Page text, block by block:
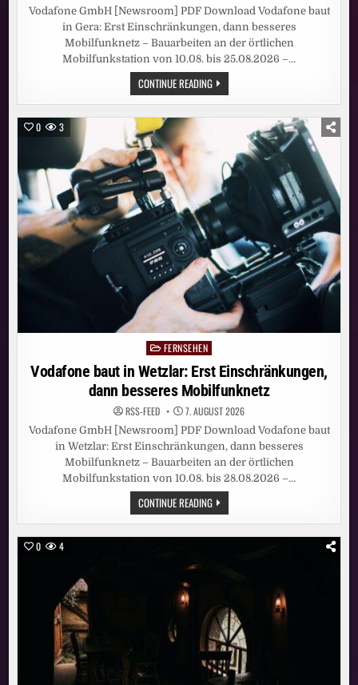
Vodafone GmbH [Newsroom] PDF Download Vodafone baut
in Gera: Erst Einschränkungen, dann besseres
Mobilfunknetz – Bauarbeiten an der örtlichen
Mobilfunkstation von 10.08. bis 25.08.2026 –…
CONTINUE READINGVODAFONE
BAUT
IN
GERA:
EINSCHRÄNKUNGEN,
BESSERES
MOBILFUNKNETZ
0 3
Posted
in
FERNSEHEN
Vodafone baut in Wetzlar: Erst Einschränkungen,
dann besseres Mobilfunknetz
RSS-FEED 7. AUGUST 2026
Vodafone GmbH [Newsroom] PDF Download Vodafone baut
in Wetzlar: Erst Einschränkungen, dann besseres
Mobilfunknetz – Bauarbeiten an der örtlichen
Mobilfunkstation von 10.08. bis 28.08.2026 –…
CONTINUE READINGVODAFONE
BAUT
IN
WETZLAR:
0 4